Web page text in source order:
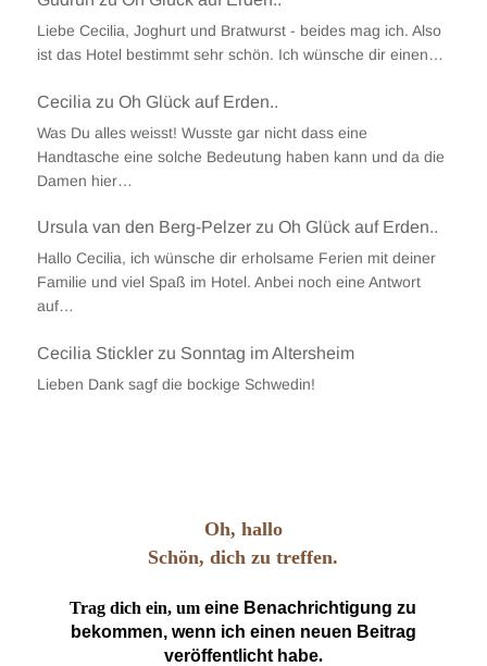
Liebe Cecilia, Joghurt und Bratwurst - beides mag ich. Also
ist das Hotel bestimmt sehr schön. Ich wünsche dir einen…
Cecilia zu Oh Glück auf Erden..
Was Du alles weisst! Wusste gar nicht dass eine
Handtasche eine solche Bedeutung haben kann und da die
Damen hier…
Ursula van den Berg-Pelzerzu Oh Glück auf Erden..
Hallo Cecilia, ich wünsche dir erholsame Ferien mit deiner
Familie und viel Spaß im Hotel. Anbei noch eine Antwort
auf…
Cecilia Sticklerzu Sonntag im Altersheim
Lieben Dank sagf die bockige Schwedin!
Oh, hallo
Schön, dich zu treffen.
Trag dich ein, umeine Benachrichtigung zu
bekommen, wenn ich einen neuen Beitrag
veröffentlicht habe.